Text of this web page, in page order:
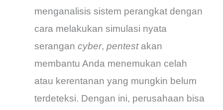
menganalisis sistem perangkat dengan
cara melakukan simulasi nyata
serangancyber,pentestakan
membantu Anda menemukan celah
atau kerentanan yang mungkin belum
terdeteksi. Dengan ini, perusahaan bisa